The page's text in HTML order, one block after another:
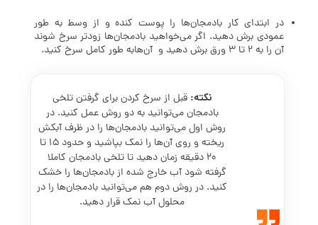
در ابتدای کار بادمجان‌ها را پوست کنده و از وسط به طور
عمودی برش دهید. اگر می‌خواهید بادمجان‌ها زودتر سرخ شوند
آن را به 2 تا 3 ورق برش دهید و آن‌هابه طور کامل سرخ کنید.
نکته: قبل از سرخ کردن برای گرفتن تلخی
بادمجان می‌توانید به دو روش عمل کنید. در
روش اول می‌توانید بادمجان‌ها را در ظرف آبکش
ریخته و روی آن‌ها را نمک بپاشید و حدود 15 تا
20 دقیقه زمان دهید تا تلخی بادمجان کاملا
گرفته شود آب خارج شده از بادمجان‌ها را خشک
کنید. در روش دوم هم می‌توانید بادمجان‌ها را در
محلول آب نمک قرار دهید.